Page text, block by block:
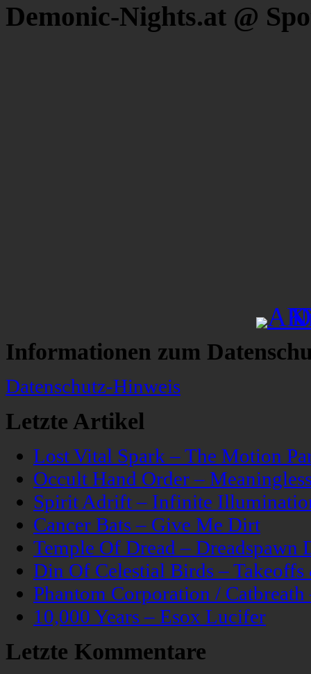
Demonic-Nights.at @
Informationen zum
Datenschutz-Hinweis
Letzte Artikel
Lost Vital Spark – The Motion
Occult Hand Order –
Spirit Adrift – Infinite
Cancer Bats – Give Me Dirt
Temple Of Dread – Dreadspawn
Din Of Celestial Birds –
Phantom Corporation /
10,000 Years – Esox Lucifer
Letzte Kommentare